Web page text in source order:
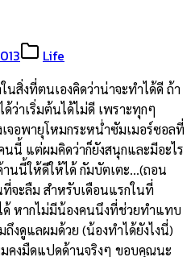
Life
สิ่งที่ตนเองคิดว่าน่าจะทำได้ดี ถ้า
ว่าเริ่มต้นได้ไม่ดี เพราะทุกๆ
จอพายุโหมกระหน่ำซัมเมอร์ซอลที่
นนี้ แต่ผมคิดว่าก็ยังสนุกและมีอะไร
านนี้ให้ดีให้ได้ กัมบัตเตะ…(ถอน
จะลืม สำหรับเดือนแรกในที่
หากไม่มีน้องคนนึงที่ช่วยทำแทบ
งดูแลผมด้วย (น้องทำได้ยังไงนี่)
คงมืดแปดด้านจริงๆ ขอบคุณนะ